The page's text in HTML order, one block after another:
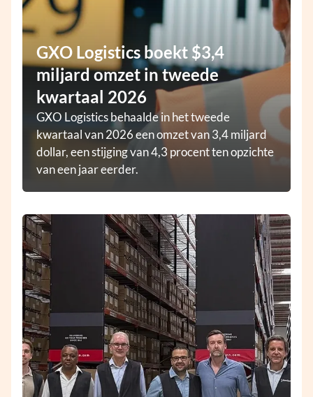
GXO Logistics boekt $3,4
miljard omzet in tweede
kwartaal 2026
GXO Logistics behaalde in het tweede
kwartaal van 2026 een omzet van 3,4 miljard
dollar, een stijging van 4,3 procent ten opzichte
van een jaar eerder.